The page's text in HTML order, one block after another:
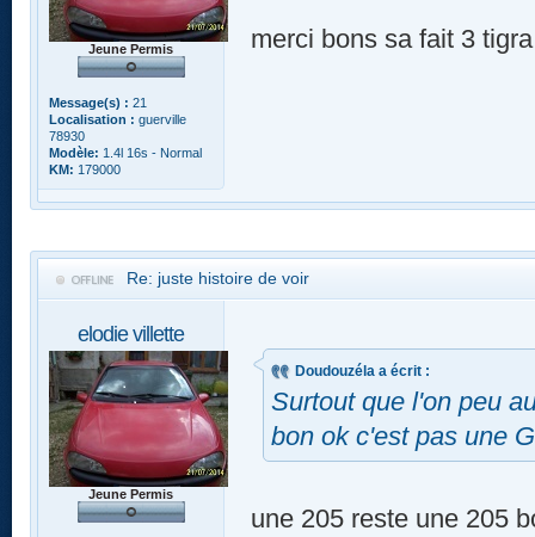
Jeune Permis
Message(s) : 21
Localisation : guerville
78930
Modèle: 1.4l 16s - Normal
KM: 179000
merci bons sa fait 3
Re: juste histoire de voir
elodie villette
Jeune Permis
Doudouzéla a écrit :
Surtout que l'on peu
bon ok c'est pas une
une 205 reste une 205